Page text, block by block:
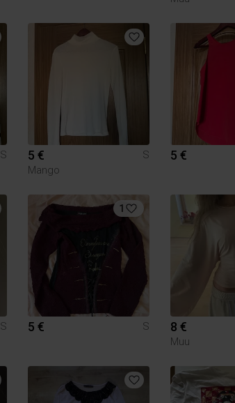
S
5 €
S
Mango
5 €
S
1
5 € S 8 €
Muu